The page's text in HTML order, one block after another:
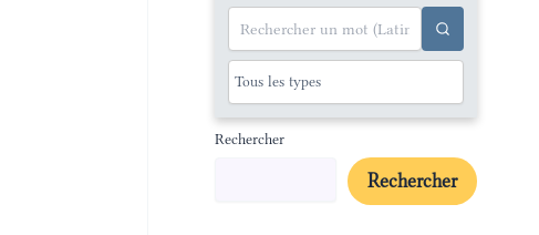
Rechercher
Rechercher